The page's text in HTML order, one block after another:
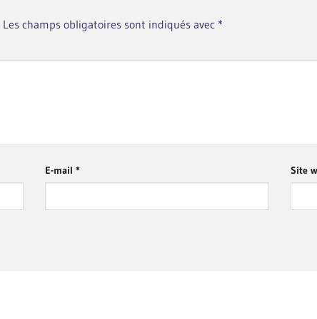
Les champs obligatoires sont indiqués avec *
E-mail* Site